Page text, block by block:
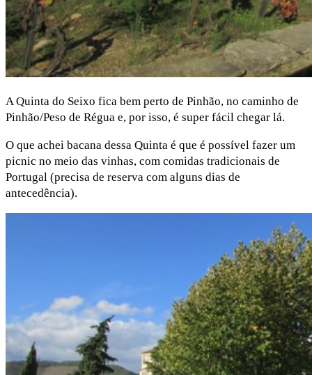
A Quinta do Seixo fica bem perto de Pinhão, no caminho de
Pinhão/Peso de Régua e, por isso, é super fácil chegar lá.
O que achei bacana dessa Quinta é que é possível fazer um
picnic no meio das vinhas, com comidas tradicionais de
Portugal (precisa de reserva com alguns dias de
antecedência).